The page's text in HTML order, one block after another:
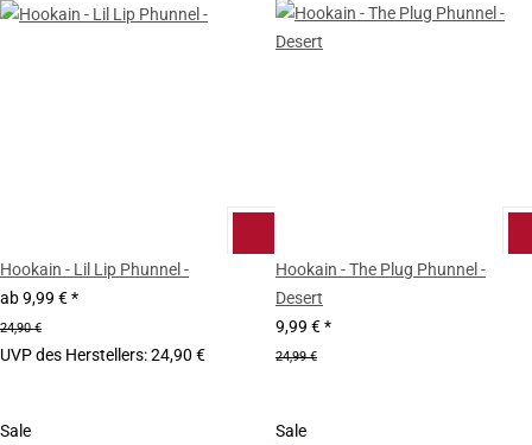
Hookain - Lil Lip Phunnel -
ab9,99 €*
24,90 €
UVP des Herstellers:24,90 €
Hookain - The Plug Phunnel -
Desert
9,99 €*
24,99 €
Sale Sale